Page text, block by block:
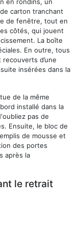
carton tranchant
de fenêtre, tout en
côtés, qui jouent
La boîte
En outre, tous
d’une
insérées dans la
de la même
installé dans la
pas de
Ensuite, le bloc de
de mousse et
des portes
après la
le retrait